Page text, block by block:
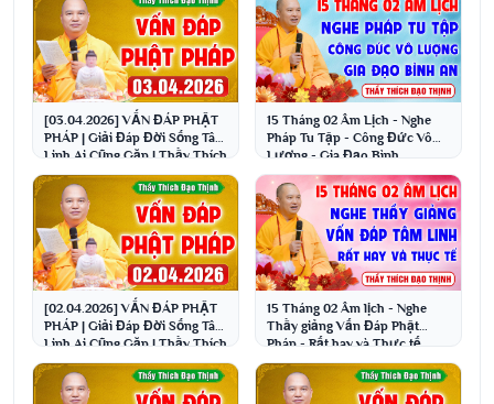
[03.04.2026] VẤN ĐÁP PHẬT
PHÁP | Giải Đáp Đời Sống Tâm
Linh Ai Cũng Gặp | Thầy Thích
Đạo Thịnh
15 Tháng 02 Âm Lịch - Nghe
Pháp Tu Tập - Công Đức Vô
Lượng - Gia Đạo Bình
An│Thầy Thích Đạo Thịnh
[02.04.2026] VẤN ĐÁP PHẬT
PHÁP | Giải Đáp Đời Sống Tâm
Linh Ai Cũng Gặp | Thầy Thích
Đạo Thịnh
15 Tháng 02 Âm lịch - Nghe
Thầy giảng Vấn Đáp Phật
Pháp - Rất hay và Thực tế
│Thầy Thích Đạo Thịnh